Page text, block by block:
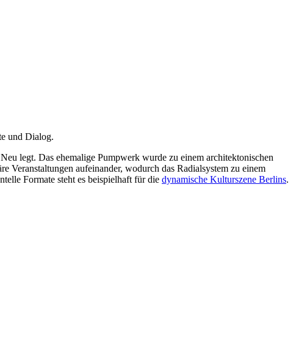
und Dialog.
legt. Das ehemalige Pumpwerk wurde zu einem architektonischen
Veranstaltungen aufeinander, wodurch das Radialsystem zu einem
Formate steht es beispielhaft für die dynamische Kulturszene Berlins.